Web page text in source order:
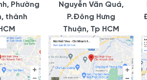
Phường
thành
Nguyễn Văn Quá,
P.Đông Hưng
Thuận, Tp HCM